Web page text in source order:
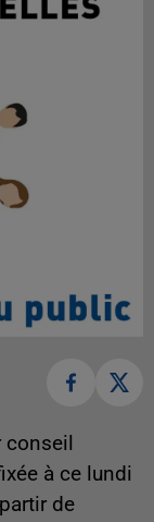
à ce lundi
de